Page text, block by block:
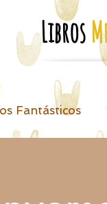
Libros
Fantásticos